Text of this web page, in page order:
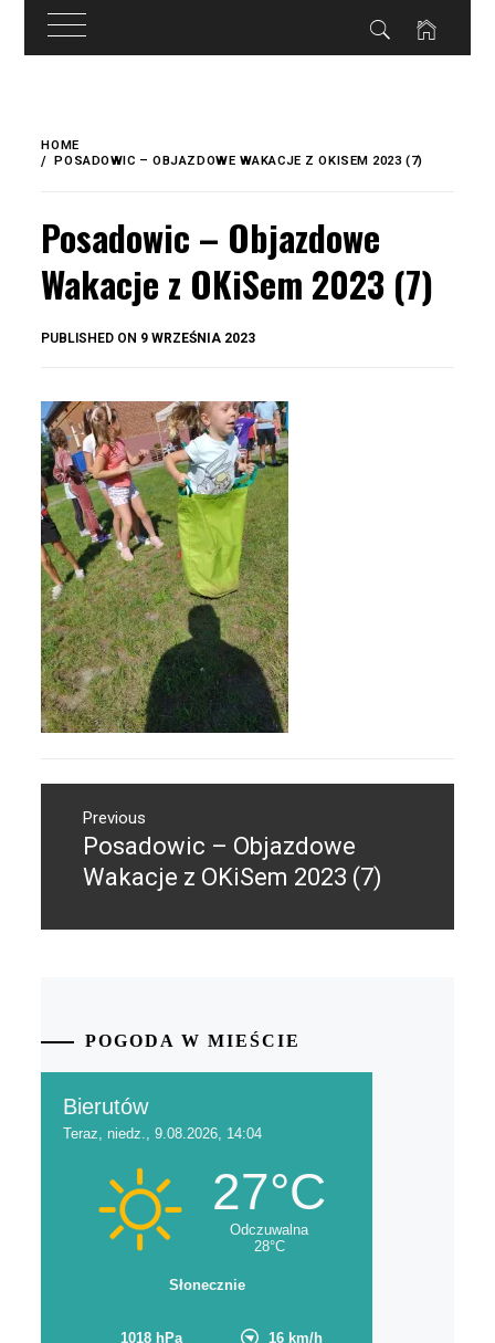
treści
content
HOME
POSADOWIC – OBJAZDOWE WAKACJE Z OKISEM 2023 (7)
Posadowic – Objazdowe
Wakacje z OKiSem 2023 (7)
PUBLISHED ON 9 WRZEŚNIA 2023
wpisuPrevious
Previous
post:
Posadowic – Objazdowe
Wakacje z OKiSem 2023 (7)
POGODA W MIEŚCIE